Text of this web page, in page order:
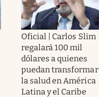
Oficial | Carlos Slim
regalará 100 mil
dólares a quienes
puedan transformar
la salud en América
Latina y el Caribe